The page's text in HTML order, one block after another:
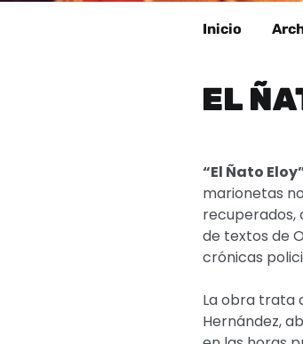
Inicio
EL
“El Ñato
marionetas
recuperados,
de textos de
crónicas
La obra trata
Hernández,